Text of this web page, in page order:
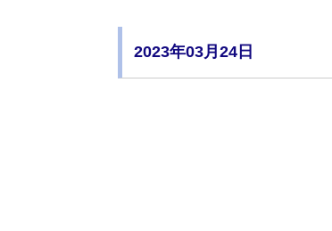
2023年03月24日